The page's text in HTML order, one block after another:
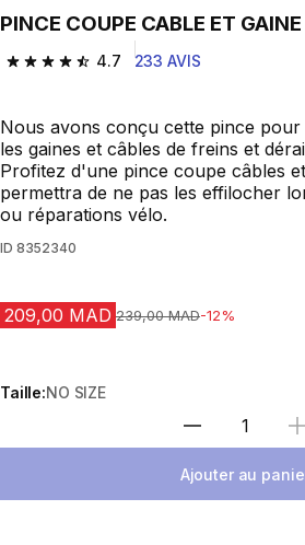
PINCE COUPE CABLE ET
4.7
4.7 out of 5 stars from 233 reviews
233 AVIS
Nous avons conçu cette pince
les gaines et câbles de freins et
Profitez d'une pince coupe câbles
permettra de ne pas les effilocher
ou réparations vélo.
ID 8352340
209,00 MAD Prix avant la réduction
239,00 MAD-12%
Taille:NO SIZE
Ajouter au